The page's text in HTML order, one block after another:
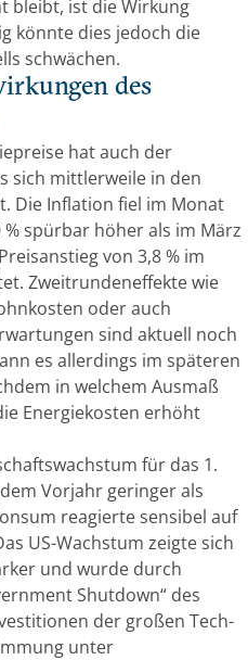
bleibt, ist die Wirkung
könnte dies jedoch die
schwächen.
des
hat auch der
sich mittlerweile in den
Die Inflation fiel im Monat
spürbar höher als im März
von 3,8 % im
Zweitrundeneffekte wie
oder auch
sind aktuell noch
es allerdings im späteren
in welchem Ausmaß
Energiekosten erhöht
für das 1.
Vorjahr geringer als
reagierte sensibel auf
US-Wachstum zeigte sich
und wurde durch
Shutdown“ des
der großen Tech-
unter